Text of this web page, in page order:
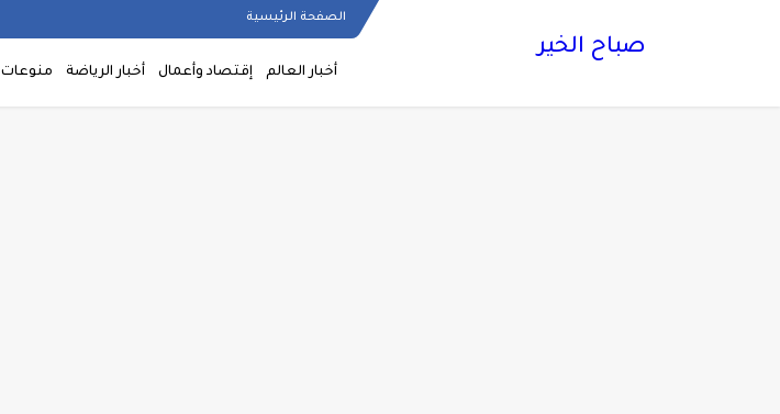
الصفحة الرئيسية
صباح الخير
أخبار العالم إقتصاد وأعمال أخبار الرياضة منوعات